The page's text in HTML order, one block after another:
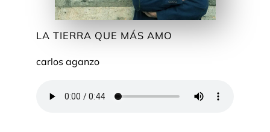
LA TIERRA QUE MÁS AMO
carlos aganzo